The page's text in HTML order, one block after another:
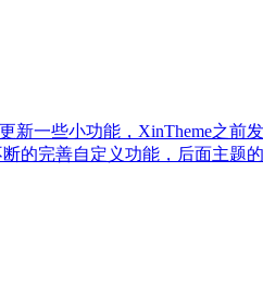
新一些小功能，XinTheme之
的完善自定义功能，后面主